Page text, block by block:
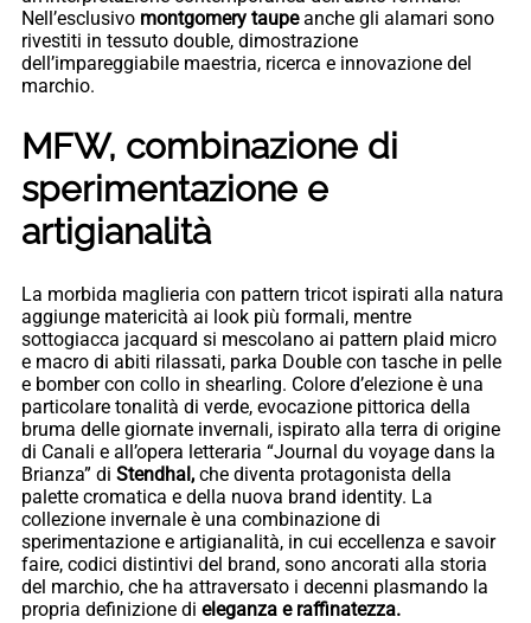
Nell’esclusivo montgomery taupeanche gli alamari sono
rivestiti in tessuto double, dimostrazione
dell’impareggiabile maestria, ricerca e innovazione del
marchio.
MFW, combinazione di
sperimentazione e
artigianalità
La morbida maglieria con pattern tricot ispirati alla natura
aggiunge matericità ai look più formali, mentre
sottogiacca jacquard si mescolano ai pattern plaid micro
e macro di abiti rilassati, parka Double con tasche in pelle
e bomber con collo in shearling. Colore d’elezione è una
particolare tonalità di verde, evocazione pittorica della
bruma delle giornate invernali, ispirato alla terra di origine
di Canali e all’opera letteraria “Journal du voyage dans la
Brianza” di Stendhal, che diventa protagonista della
palette cromatica e della nuova brand identity. La
collezione invernale è una combinazione di
sperimentazione e artigianalità, in cui eccellenza e savoir
faire, codici distintivi del brand, sono ancorati alla storia
del marchio, che ha attraversato i decenni plasmando la
propria definizione di eleganza e raffinatezza.